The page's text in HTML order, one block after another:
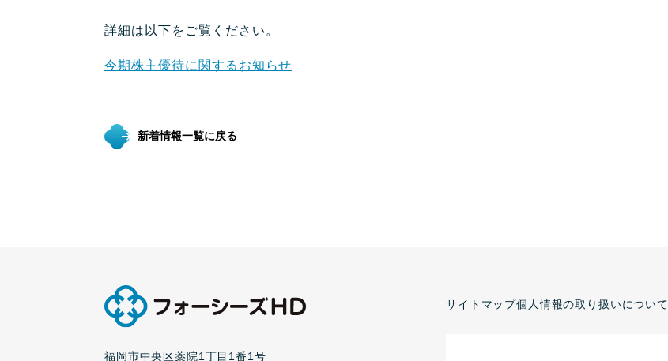
詳細は以下をご覧ください。
今期株主優待に関するお知らせ
新着情報一覧に戻る
サイトマップ個人情報の取り扱いについて
福岡市中央区薬院1丁目1番1号